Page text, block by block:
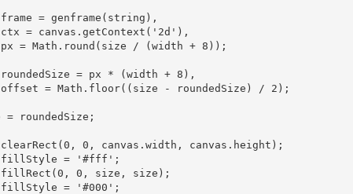
= genframe ( string ),
= canvas . getContext ( '2d' ),
= Math . round ( size / (width + 8 ));
= px * (width + 8 ),
= Math . floor(( size - roundedSize ) / 2 );
= roundedSize ;
clearRect (0 , 0 , canvas . width , canvas . height );
fillStyle = '#fff' ;
fillRect (0 , 0 , size , size );
fillStyle = '#000' ;